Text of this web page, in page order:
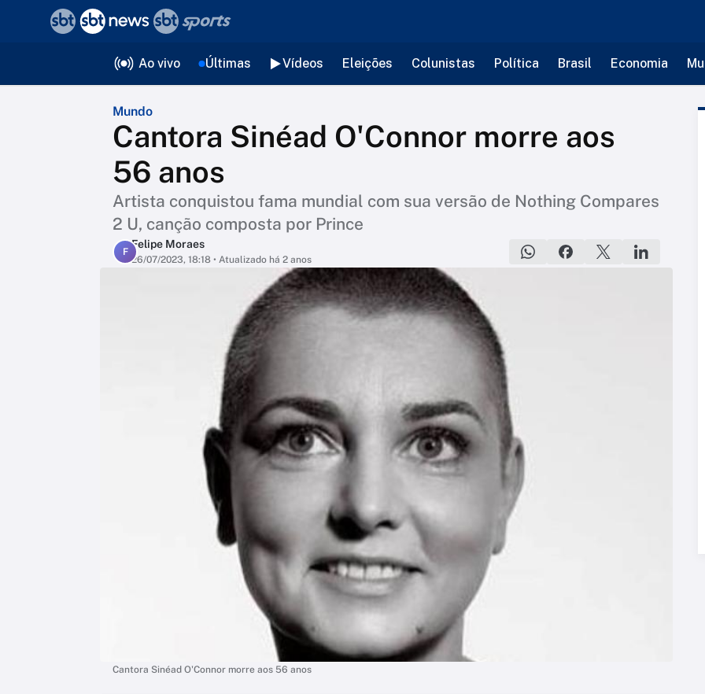
Ao vivo Últimas Vídeos Eleições Colunistas Política Brasil Economia
Mundo
Cantora Sinéad O'Connor morre aos
56 anos
Artista conquistou fama mundial com sua versão de Nothing Compares
2 U, canção composta por Prince
F
Felipe Moraes
26/07/2023, 18:18 • Atualizado há 2 anos
Cantora Sinéad O'Connor morre aos 56 anos
voltar
Editorias